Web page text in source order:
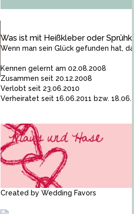
Was ist mit Heißkleber oder
Wenn man sein Glück gefunden hat,
Kennen gelernt am 02.08.2008
Zusammen seit 20.12.2008
Verlobt seit 23.06.2010
Verheiratet seit 16.06.2011 bzw.
Created by Wedding Favors